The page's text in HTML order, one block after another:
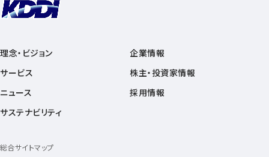
理念・ビジョン
サービス
ニュース
サステナビリティ
企業情報
株主・投資家情報
採用情報
総合サイトマップ